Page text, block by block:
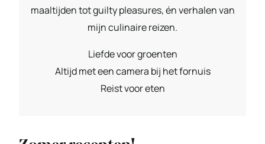
maaltijden tot guilty pleasures, én verhalen van
mijn culinaire reizen.
Liefde voor groenten
Altijd met een camera bij het fornuis
Reist voor eten